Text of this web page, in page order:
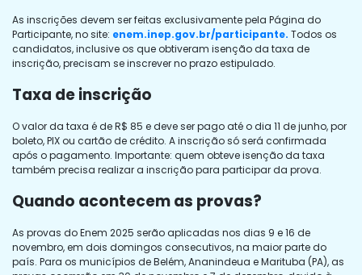
As inscrições devem ser feitas exclusivamente pela Página do
Participante, no site: enem.inep.gov.br/participante. Todos os
candidatos, inclusive os que obtiveram isenção da taxa de
inscrição, precisam se inscrever no prazo estipulado.
Taxa de inscrição
O valor da taxa é de R$ 85 e deve ser pago até o dia 11 de junho, por
boleto, PIX ou cartão de crédito. A inscrição só será confirmada
após o pagamento. Importante: quem obteve isenção da taxa
também precisa realizar a inscrição para participar da prova.
Quando acontecem as provas?
As provas do Enem 2025 serão aplicadas nos dias 9 e 16 de
novembro, em dois domingos consecutivos, na maior parte do
país. Para os municípios de Belém, Ananindeua e Marituba (PA), as